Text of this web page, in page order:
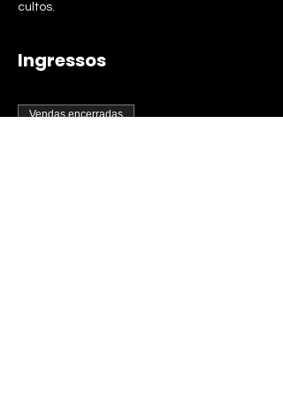
cultos.
Ingressos
Vendas encerradas